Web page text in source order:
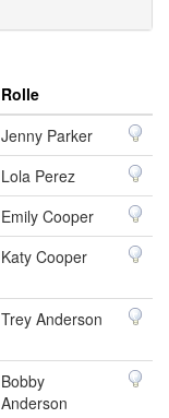
Rolle
Jenny Parker
Lola Perez
Emily Cooper
Katy Cooper
Trey Anderson
Bobby
Anderson